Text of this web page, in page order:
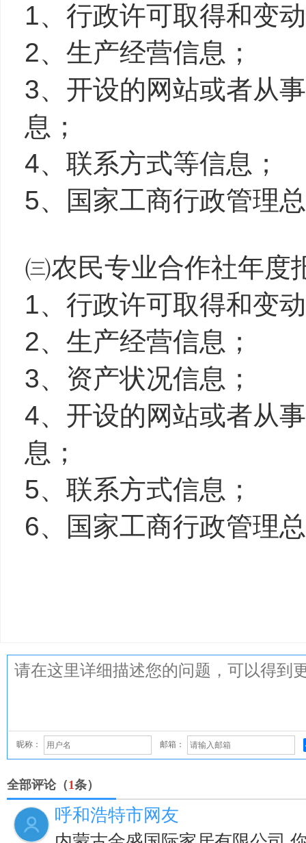
1、行政许可取得和变
2、生产经营信息；
3、开设的网站或者从
息；
4、联系方式等信息；
5、国家工商行政管理
㈢农民专业合作社年度
1、行政许可取得和变
2、生产经营信息；
3、资产状况信息；
4、开设的网站或者从
息；
5、联系方式信息；
6、国家工商行政管理
昵称： 邮箱：
全部评论（1条）
呼和浩特市网友